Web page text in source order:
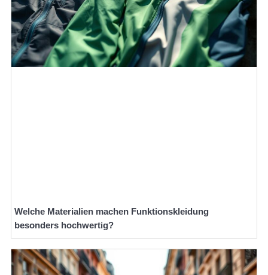
Welche Materialien machen Funktionskleidung
besonders hochwertig?